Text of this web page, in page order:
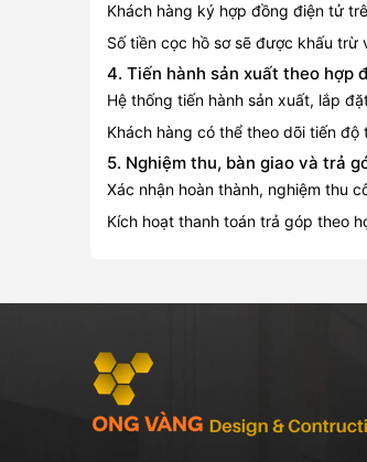
Khách hàng ký hợp đồng điện tử
Số tiền cọc hồ sơ sẽ được khấu
4. Tiến hành sản xuất theo hợp
Hệ thống tiến hành sản xuất, lắp
Khách hàng có thể theo dõi tiến
5. Nghiệm thu, bàn giao và trả
Xác nhận hoàn thành, nghiệm thu
Kích hoạt thanh toán trả góp theo